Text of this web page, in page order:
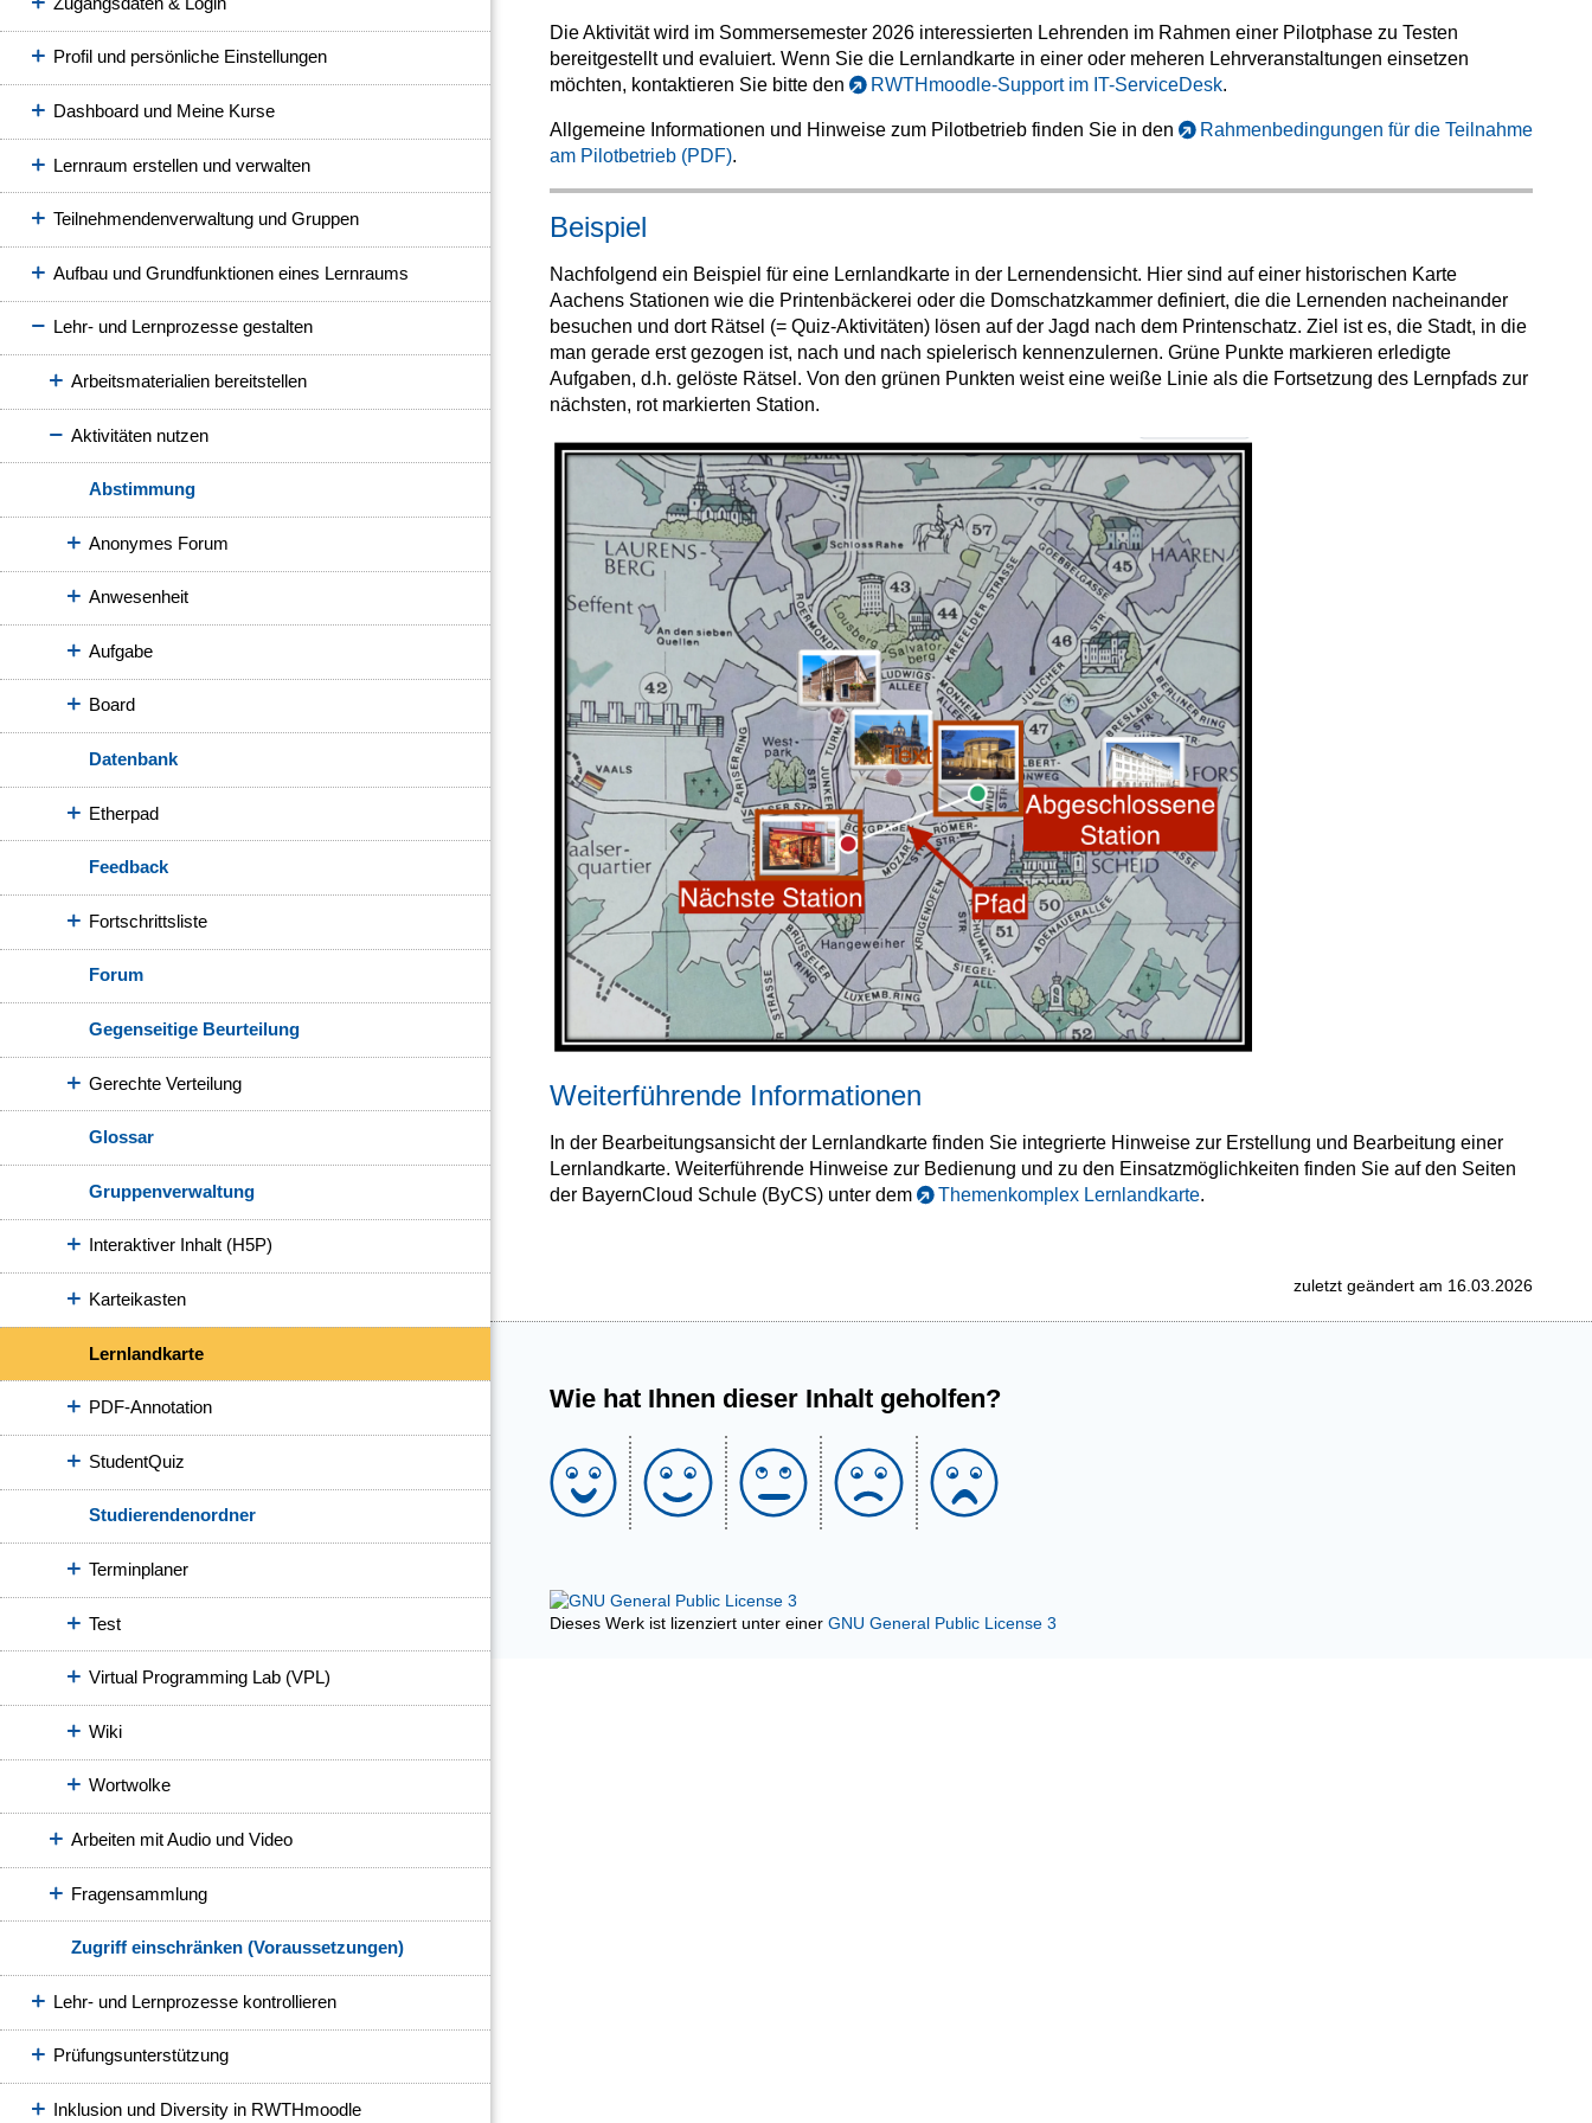
Profil und persönliche Einstellungen
Dashboard und Meine Kurse
Lernraum erstellen und verwalten
Teilnehmendenverwaltung und Gruppen
Aufbau und Grundfunktionen eines Lernraums
Lehr- und Lernprozesse gestalten
Arbeitsmaterialien bereitstellen
Aktivitäten nutzen
Abstimmung
Anonymes Forum
Anwesenheit
Aufgabe
Board
Datenbank
Etherpad
Feedback
Fortschrittsliste
Forum
Gegenseitige Beurteilung
Gerechte Verteilung
Glossar
Gruppenverwaltung
Interaktiver Inhalt (H5P)
Karteikasten
Lernlandkarte
PDF-Annotation
StudentQuiz
Studierendenordner
Terminplaner
Test
Virtual Programming Lab (VPL)
Wiki
Wortwolke
Arbeiten mit Audio und Video
Fragensammlung
Zugriff einschränken (Voraussetzungen)
Lehr- und Lernprozesse kontrollieren
Prüfungsunterstützung
Inklusion und Diversity in RWTHmoodle
Die Aktivität wird im Sommersemester 2026 interessierten Lehrenden im Rahmen einer Pilotphase zu Testen
bereitgestellt und evaluiert. Wenn Sie die Lernlandkarte in einer oder meheren Lehrveranstaltungen einsetzen
möchten, kontaktieren Sie bitte den
RWTHmoodle-Support im IT-ServiceDesk.
Allgemeine Informationen und Hinweise zum Pilotbetrieb finden Sie in den
Rahmenbedingungen für die Teilnahme
am Pilotbetrieb (PDF).
Beispiel
Nachfolgend ein Beispiel für eine Lernlandkarte in der Lernendensicht. Hier sind auf einer historischen Karte
Aachens Stationen wie die Printenbäckerei oder die Domschatzkammer definiert, die die Lernenden nacheinander
besuchen und dort Rätsel (= Quiz-Aktivitäten) lösen auf der Jagd nach dem Printenschatz. Ziel ist es, die Stadt, in die
man gerade erst gezogen ist, nach und nach spielerisch kennenzulernen. Grüne Punkte markieren erledigte
Aufgaben, d.h. gelöste Rätsel. Von den grünen Punkten weist eine weiße Linie als die Fortsetzung des Lernpfads zur
nächsten, rot markierten Station.
Weiterführende Informationen
In der Bearbeitungsansicht der Lernlandkarte finden Sie integrierte Hinweise zur Erstellung und Bearbeitung einer
Lernlandkarte. Weiterführende Hinweise zur Bedienung und zu den Einsatzmöglichkeiten finden Sie auf den Seiten
der BayernCloud Schule (ByCS) unter dem
Themenkomplex Lernlandkarte.
zuletzt geändert am 16.03.2026
Wie hat Ihnen dieser Inhalt geholfen?
Dieses Werk ist lizenziert unter einer GNU General Public License 3